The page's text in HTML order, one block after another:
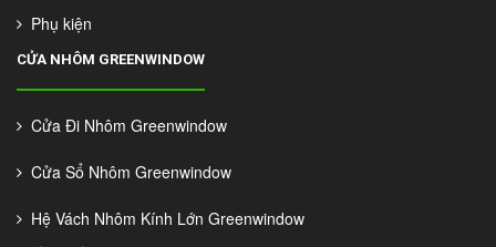
Phụ kiện
CỬA NHÔM GREENWINDOW
Cửa Đi Nhôm Greenwindow
Cửa Sổ Nhôm Greenwindow
Hệ Vách Nhôm Kính Lớn Greenwindow